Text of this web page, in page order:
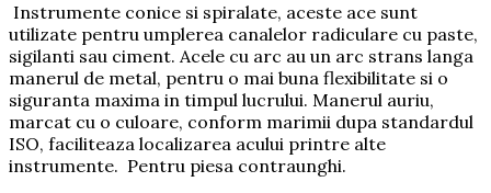
Instrumente conice si spiralate, aceste ace sunt
utilizate pentru umplerea canalelor radiculare cu paste,
sigilanti sau ciment. Acele cu arc au un arc strans langa
manerul de metal, pentru o mai buna flexibilitate si o
siguranta maxima in timpul lucrului. Manerul auriu,
marcat cu o culoare, conform marimii dupa standardul
ISO, faciliteaza localizarea acului printre alte
instrumente. Pentru piesa contraunghi.